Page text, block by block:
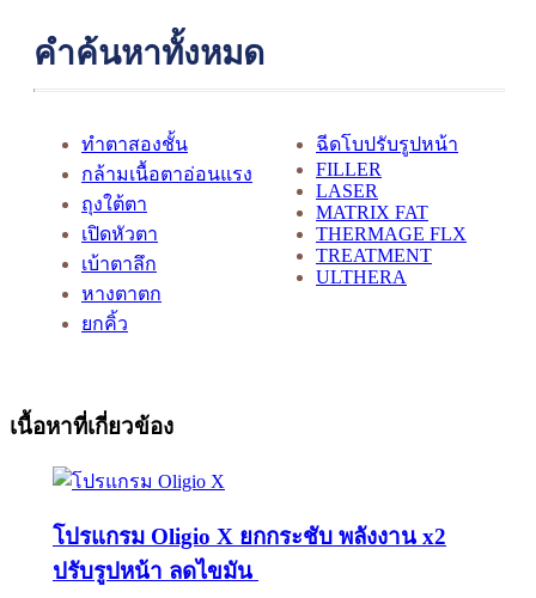
คำค้นหาทั้งหมด
ทำตาสองชั้น
กล้ามเนื้อตาอ่อนแรง
ถุงใต้ตา
เปิดหัวตา
เบ้าตาลึก
หางตาตก
ยกคิ้ว
ฉีดโบปรับรูปหน้า
FILLER
LASER
MATRIX FAT
THERMAGE FLX
TREATMENT
ULTHERA
เนื้อหาที่เกี่ยวข้อง
โปรแกรม Oligio X ยกกระชับ พลังงาน x2
ปรับรูปหน้า ลดไขมัน